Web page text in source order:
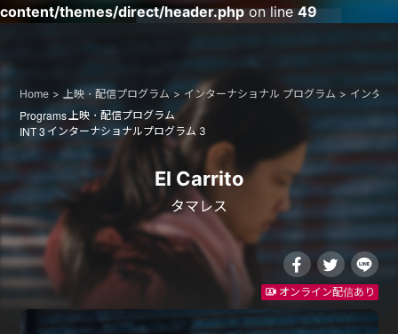
content/themes/direct/header.phpon line49
Home 上映・配信プログラム インターナショナル プログラム インター
Programs上映・配信プログラム
INT 3 インターナショナルプログラム 3
El Carrito
タマレス
オンライン配信あり